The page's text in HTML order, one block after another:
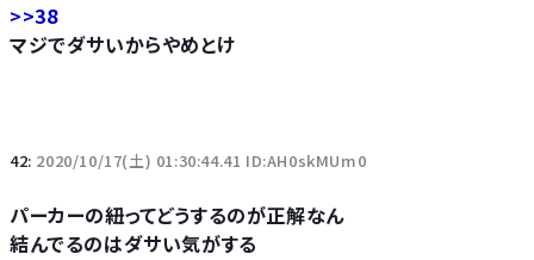
>>38
マジでダサいからやめとけ
42: 2020/10/17(土) 01:30:44.41 ID:AH0skMUm0
パーカーの紐ってどうするのが正解なん
結んでるのはダサい気がする